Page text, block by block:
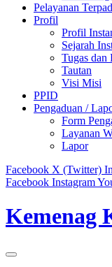
Pelayanan
Profil
Profil
Sejarah
Tugas dan
Tautan
Visi Misi
PPID
Pengaduan /
Form
Layanan
Lapor
Facebook X (Twitter)
Facebook Instagram
Kemenag